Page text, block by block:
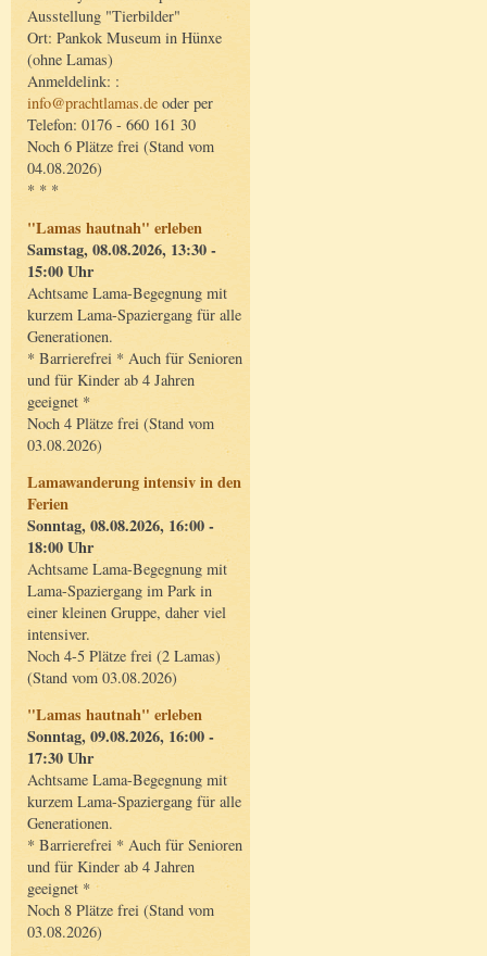
Ausstellung "Tierbilder"
Ort: Pankok Museum in Hünxe
(ohne Lamas)
Anmeldelink: :
info@prachtlamas.de oder per
Telefon: 0176 - 660 161 30
Noch 6 Plätze frei (Stand vom
04.08.2026)
* * *
"Lamas hautnah" erleben
Samstag, 08.08.2026, 13:30 -
15:00 Uhr
Achtsame Lama-Begegnung mit
kurzem Lama-Spaziergang für alle
Generationen.
* Barrierefrei * Auch für Senioren
und für Kinder ab 4 Jahren
geeignet *
Noch 4 Plätze frei (Stand vom
03.08.2026)
Lamawanderung intensiv in den
Ferien
Sonntag, 08.08.2026, 16:00 -
18:00 Uhr
Achtsame Lama-Begegnung mit
Lama-Spaziergang im Park in
einer kleinen Gruppe, daher viel
intensiver.
Noch 4-5 Plätze frei (2 Lamas)
(Stand vom 03.08.2026)
"Lamas hautnah" erleben
Sonntag, 09.08.2026, 16:00 -
17:30 Uhr
Achtsame Lama-Begegnung mit
kurzem Lama-Spaziergang für alle
Generationen.
* Barrierefrei * Auch für Senioren
und für Kinder ab 4 Jahren
geeignet *
Noch 8 Plätze frei (Stand vom
03.08.2026)